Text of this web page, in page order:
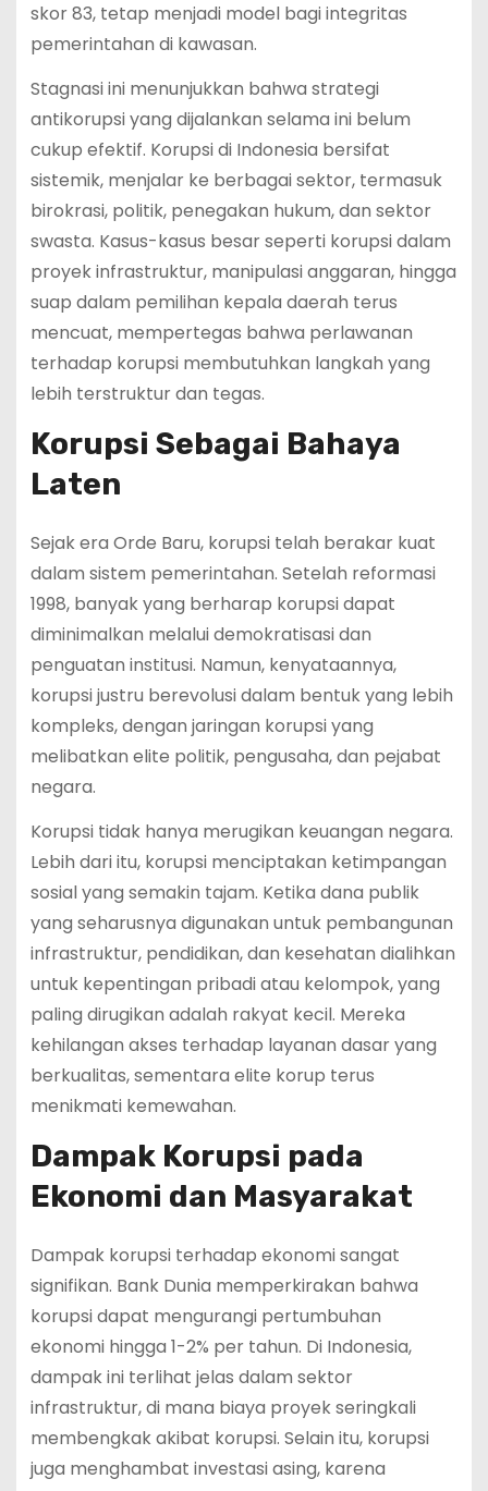
skor 83, tetap menjadi model bagi integritas
pemerintahan di kawasan.
Stagnasi ini menunjukkan bahwa strategi
antikorupsi yang dijalankan selama ini belum
cukup efektif. Korupsi di Indonesia bersifat
sistemik, menjalar ke berbagai sektor, termasuk
birokrasi, politik, penegakan hukum, dan sektor
swasta. Kasus-kasus besar seperti korupsi dalam
proyek infrastruktur, manipulasi anggaran, hingga
suap dalam pemilihan kepala daerah terus
mencuat, mempertegas bahwa perlawanan
terhadap korupsi membutuhkan langkah yang
lebih terstruktur dan tegas.
Korupsi Sebagai Bahaya
Laten
Sejak era Orde Baru, korupsi telah berakar kuat
dalam sistem pemerintahan. Setelah reformasi
1998, banyak yang berharap korupsi dapat
diminimalkan melalui demokratisasi dan
penguatan institusi. Namun, kenyataannya,
korupsi justru berevolusi dalam bentuk yang lebih
kompleks, dengan jaringan korupsi yang
melibatkan elite politik, pengusaha, dan pejabat
negara.
Korupsi tidak hanya merugikan keuangan negara.
Lebih dari itu, korupsi menciptakan ketimpangan
sosial yang semakin tajam. Ketika dana publik
yang seharusnya digunakan untuk pembangunan
infrastruktur, pendidikan, dan kesehatan dialihkan
untuk kepentingan pribadi atau kelompok, yang
paling dirugikan adalah rakyat kecil. Mereka
kehilangan akses terhadap layanan dasar yang
berkualitas, sementara elite korup terus
menikmati kemewahan.
Dampak Korupsi pada
Ekonomi dan Masyarakat
Dampak korupsi terhadap ekonomi sangat
signifikan. Bank Dunia memperkirakan bahwa
korupsi dapat mengurangi pertumbuhan
ekonomi hingga 1-2% per tahun. Di Indonesia,
dampak ini terlihat jelas dalam sektor
infrastruktur, di mana biaya proyek seringkali
membengkak akibat korupsi. Selain itu, korupsi
juga menghambat investasi asing, karena